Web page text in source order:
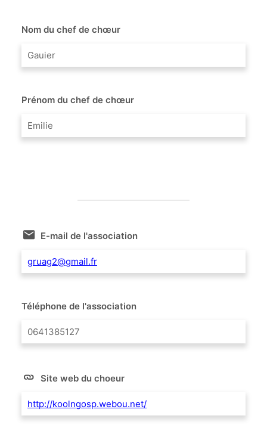
Nom du chef de chœur
Gauier
Prénom du chef de chœur
Emilie
E-mail de l'association
gruag2@gmail.fr
Téléphone de l'association
0641385127
Site web du choeur
http://koolngosp.webou.net/